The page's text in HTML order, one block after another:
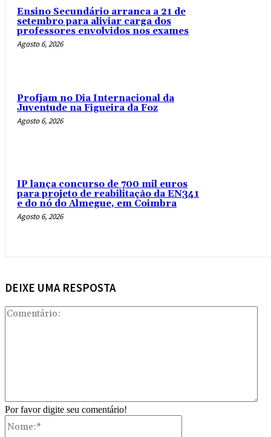
Ensino Secundário arranca a 21 de
setembro para aliviar carga dos
professores envolvidos nos exames
Agosto 6, 2026
Profjam no Dia Internacional da
Juventude na Figueira da Foz
Agosto 6, 2026
IP lança concurso de 700 mil euros
para projeto de reabilitação da EN341
e do nó do Almegue, em Coimbra
Agosto 6, 2026
DEIXE UMA RESPOSTA
Por favor digite seu comentário!